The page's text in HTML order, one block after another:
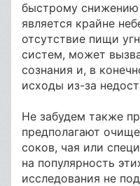
быстрому
является крайне
отсутствие пищи
систем, может
сознания и, в
исходы из-за
Не забудем также
предполагают
соков, чая или
на популярность
исследования не